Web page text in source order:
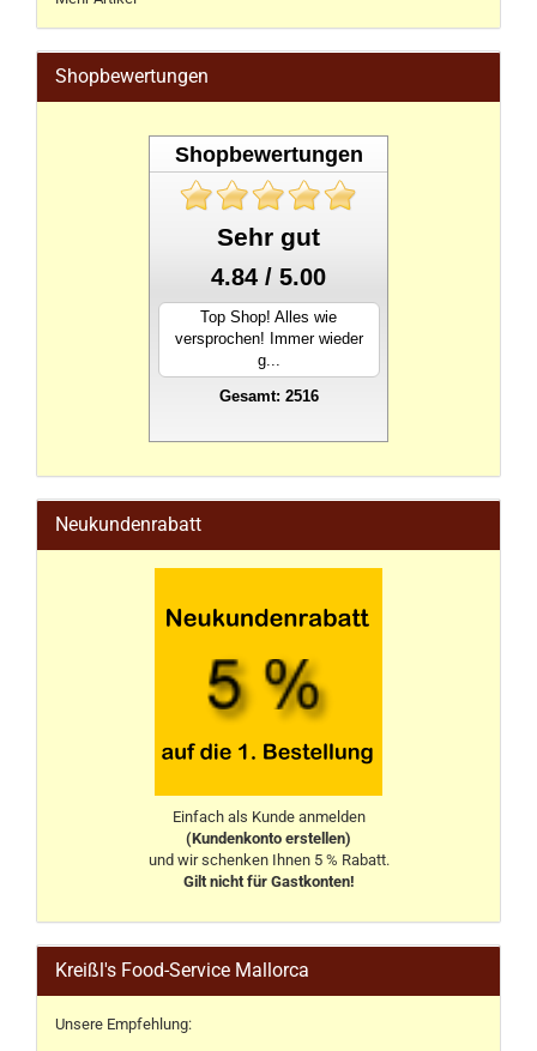
Shopbewertungen
Shopbewertungen
Sehr gut
4.84 / 5.00
Top Shop! Alles wie
versprochen! Immer wieder
g...
Gesamt: 2516
Neukundenrabatt
Einfach als Kunde anmelden
(Kundenkonto erstellen)
und wir schenken Ihnen 5 % Rabatt.
Gilt nicht für Gastkonten!
Kreißl's Food-Service Mallorca
Unsere Empfehlung: